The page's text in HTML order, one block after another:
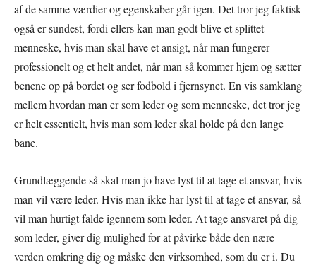
af de samme værdier og egenskaber går igen. Det tror jeg faktisk
også er sundest, fordi ellers kan man godt blive et splittet
menneske, hvis man skal have et ansigt, når man fungerer
professionelt og et helt andet, når man så kommer hjem og sætter
benene op på bordet og ser fodbold i fjernsynet. En vis samklang
mellem hvordan man er som leder og som menneske, det tror jeg
er helt essentielt, hvis man som leder skal holde på den lange
bane.
Grundlæggende så skal man jo have lyst til at tage et ansvar, hvis
man vil være leder. Hvis man ikke har lyst til at tage et ansvar, så
vil man hurtigt falde igennem som leder. At tage ansvaret på dig
som leder, giver dig mulighed for at påvirke både den nære
verden omkring dig og måske den virksomhed, som du er i. Du